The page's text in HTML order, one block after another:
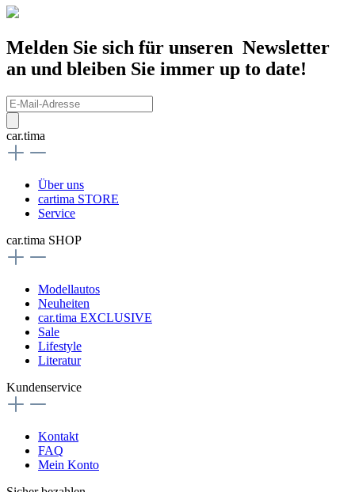
Melden Sie sich für unseren Newsletter
an und bleiben Sie immer up to date!
car.tima
Über uns
cartima STORE
Service
car.tima SHOP
Modellautos
Neuheiten
car.tima EXCLUSIVE
Sale
Lifestyle
Literatur
Kundenservice
Kontakt
FAQ
Mein Konto